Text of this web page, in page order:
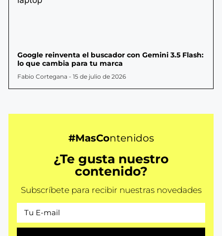
Google reinventa el buscador con Gemini 3.5 Flash:
lo que cambia para tu marca
Fabio Cortegana 15 de julio de 2026
#MasContenidos
¿Te gusta nuestro
contenido?
Subscríbete para recibir nuestras novedades